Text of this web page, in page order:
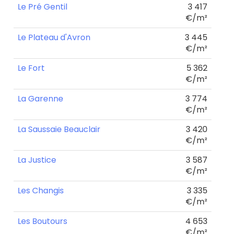
Le Pré Gentil
3 417
€/m²
Le Plateau d'Avron
3 445
€/m²
Le Fort
5 362
€/m²
La Garenne
3 774
€/m²
La Saussaie Beauclair
3 420
€/m²
La Justice
3 587
€/m²
Les Changis
3 335
€/m²
Les Boutours
4 653